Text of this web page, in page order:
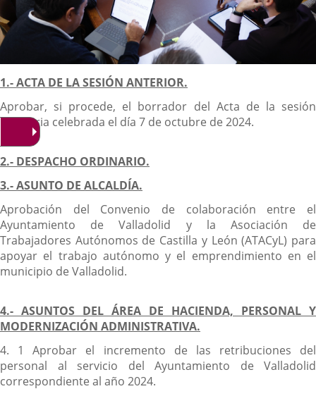
Descripción
1.- ACTA DE LA SESIÓN ANTERIOR.
Aprobar, si procede, el borrador del Acta de la sesión
ordinaria celebrada el día 7 de octubre de 2024.
2.- DESPACHO ORDINARIO.
3.- ASUNTO DE ALCALDÍA.
Aprobación del Convenio de colaboración entre el
Ayuntamiento de Valladolid y la Asociación de
Trabajadores Autónomos de Castilla y León (ATACyL) para
apoyar el trabajo autónomo y el emprendimiento en el
municipio de Valladolid.
4.- ASUNTOS DEL ÁREA DE HACIENDA, PERSONAL Y
MODERNIZACIÓN ADMINISTRATIVA.
4. 1 Aprobar el incremento de las retribuciones del
personal al servicio del Ayuntamiento de Valladolid
correspondiente al año 2024.